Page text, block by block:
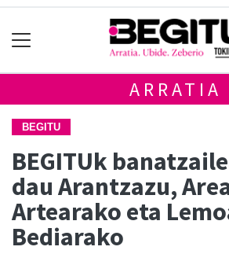
ARRATIA
BEGITU
BEGITUk
dau Arantzazu,
Artearako eta
Bediarako